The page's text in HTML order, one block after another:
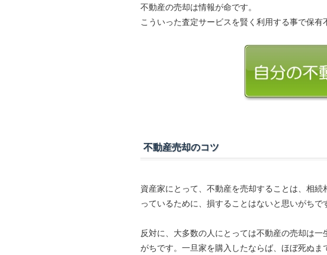
不動産の売却は情報が命です。
こういった査定サービスを賢く利用する事で保有
不動産売却のコツ
資産家にとって、不動産を売却することは、相
っているために、損することはないと思いがちで
反対に、大多数の人にとっては不動産の売却は
がちです。一旦家を購入したならば、ほぼ死ぬ